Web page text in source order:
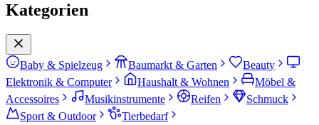
Kategorien
Baby & Spielzeug Baumarkt & Garten
Beauty
Elektronik & Computer
Haushalt & Wohnen
Möbel &
Accessoires
Musikinstrumente Reifen
Schmuck
Sport & Outdoor
Tierbedarf